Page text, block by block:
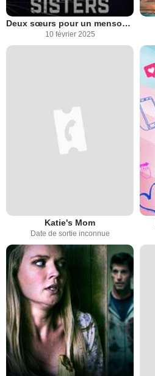
Deux sœurs pour un mensonge
10 février 2025
Katie's Mom
Date de sortie inconnue